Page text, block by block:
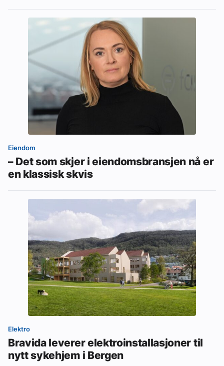
Eiendom
– Det som skjer i eiendomsbransjen nå er
en klassisk skvis
Elektro
Bravida leverer elektroinstallasjoner til
nytt sykehjem i Bergen